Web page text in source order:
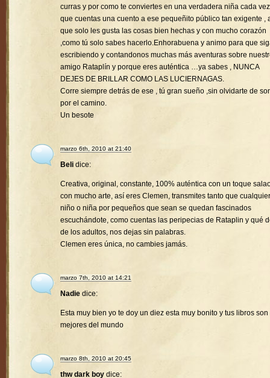
curras y por como te conviertes en una verdadera niña cada vez
que cuentas una cuento a ese pequeñito público tan exigente ,
que solo les gusta las cosas bien hechas y con mucho corazón
,como tú solo sabes hacerlo.Enhorabuena y animo para que
escribiendo y contandonos muchas más aventuras sobre
amigo Rataplín y porque eres auténtica …ya sabes , NUNCA
DEJES DE BRILLAR COMO LAS LUCIERNAGAS.
Corre siempre detrás de ese , tú gran sueño ,sin olvidarte de
por el camino.
Un besote
marzo 6th, 2010 at 21:40
Beli dice:
Creativa, original, constante, 100% auténtica con un toque
con mucho arte, así eres Clemen, transmites tanto que cualquier
niño o niña por pequeños que sean se quedan fascinados
escuchándote, como cuentas las peripecias de Rataplin y qué
de los adultos, nos dejas sin palabras.
Clemen eres única, no cambies jamás.
marzo 7th, 2010 at 14:21
Nadie dice:
Esta muy bien yo te doy un diez esta muy bonito y tus libros son
mejores del mundo
marzo 8th, 2010 at 20:45
thw dark boy dice: